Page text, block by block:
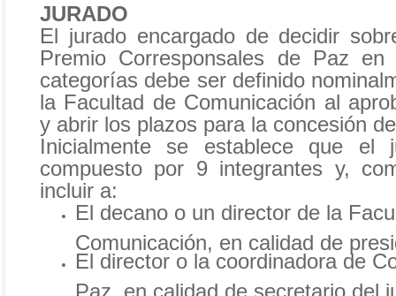
JURADO
El jurado encargado de decidir
Premio Corresponsales de Paz
categorías debe ser definido
la Facultad de Comunicación al
y abrir los plazos para la concesión
Inicialmente se establece que el
compuesto por 9 integrantes y,
incluir a:
El decano o un director de la
Comunicación, en calidad de
El director o la coordinadora de
Paz, en calidad de secretario del